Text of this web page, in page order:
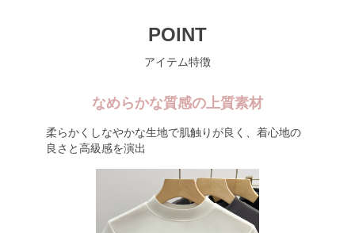
POINT
アイテム特徴
なめらかな質感の上質素材
柔らかくしなやかな生地で肌触りが良く、着心地の
良さと高級感を演出